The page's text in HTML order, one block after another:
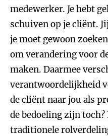
medewerker. Je hebt
schuiven op je cliënt.
je moet gewoon
om verandering voor
maken. Daarmee
verantwoordelijkheid
de cliënt naar jou als
de bedoeling zijn toch?
traditionele